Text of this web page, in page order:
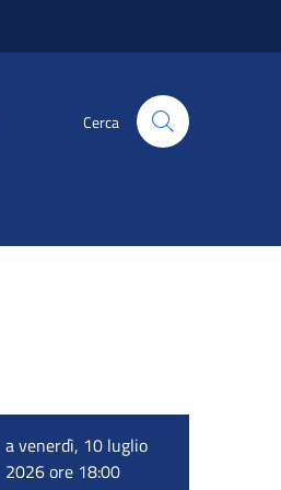
Cerca
a venerdì, 10 luglio
2026 ore 18:00